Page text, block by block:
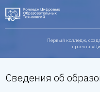
Первый колледж,
проекта
Сведения об